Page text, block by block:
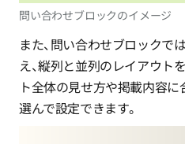
問い合わせブロックのイメージ
また、問い合わせブロックで
え、縦列と並列のレイアウト
ト全体の見せ方や掲載内容に
選んで設定できます。